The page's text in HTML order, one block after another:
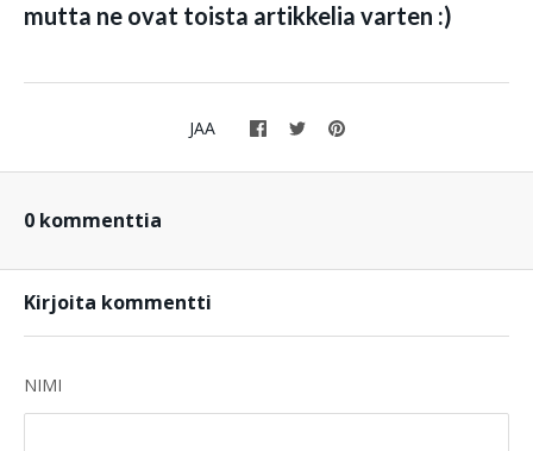
mutta ne ovat toista artikkelia varten :)
JAA
0 kommenttia
Kirjoita kommentti
NIMI